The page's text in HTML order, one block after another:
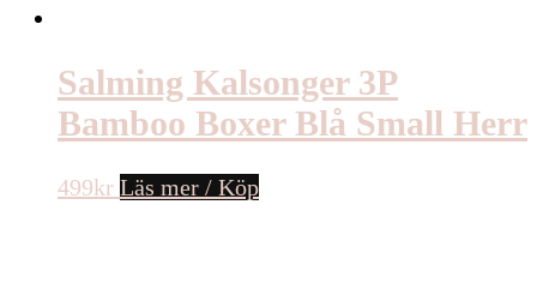
Salming Kalsonger 3P
Bamboo Boxer Blå Small Herr
499kr Läs mer / Köp